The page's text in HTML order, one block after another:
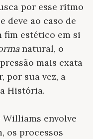
por esse ritmo
deve ao caso de
fim estético em si
natural, o
mais exata
por sua vez, a
História.
Williams envolve
os processos